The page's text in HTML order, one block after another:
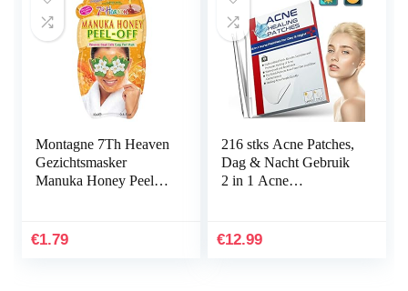
Montagne 7Th Heaven
Gezichtsmasker
Manuka Honey Peel-
€1.79
216 stks Acne Patches,
Dag & Nacht Gebruik
2 in 1 Acne
Effectieve…
€12.99